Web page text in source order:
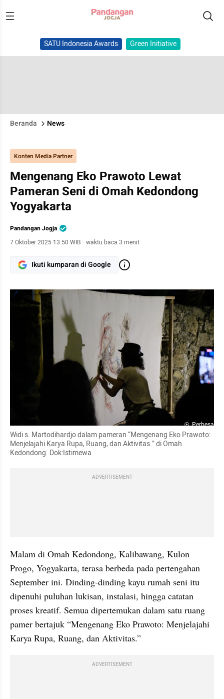
SATU Indonesia Awards Green Initiative
Beranda News
Konten Media Partner
Mengenang Eko Prawoto Lewat
Pameran Seni di Omah Kedondong
Yogyakarta
Pandangan Jogja
7 Oktober 2025 13:50 WIB · waktu baca 3 menit
Ikuti kumparan di Google
Perbesar
Widi s. Martodihardjo dalam pameran “Mengenang Eko Prawoto:
Menjelajahi Karya Rupa, Ruang, dan Aktivitas.” di Omah
Kedondong. Dok:Istimewa
ADVERTISEMENT
Malam di Omah Kedondong, Kalibawang, Kulon
Progo, Yogyakarta, terasa berbeda pada pertengahan
September ini. Dinding-dinding kayu rumah seni itu
dipenuhi puluhan lukisan, instalasi, hingga catatan
proses kreatif. Semua dipertemukan dalam satu ruang
pamer bertajuk “Mengenang Eko Prawoto: Menjelajahi
Karya Rupa, Ruang, dan Aktivitas.”
ADVERTISEMENT